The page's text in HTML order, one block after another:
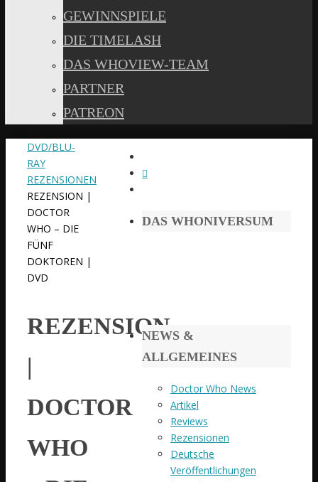
GEWINNSPIELE
DIE TIMELASH
DAS WHOVIEW-TEAM
PARTNER
PATREON
START
DVD/BLU-
RAY
REZENSIONEN
REZENSION |
DOCTOR
WHO – DIE
FÜNF
DOKTOREN |
DVD
REZENSION
|
DOCTOR
WHO
DAS WHONIVERSUM
NEWS &
ALLGEMEINES
Doctor Who News
Artikel
Reviews
Rezensionen
Deutsche
Veröffentlichungen